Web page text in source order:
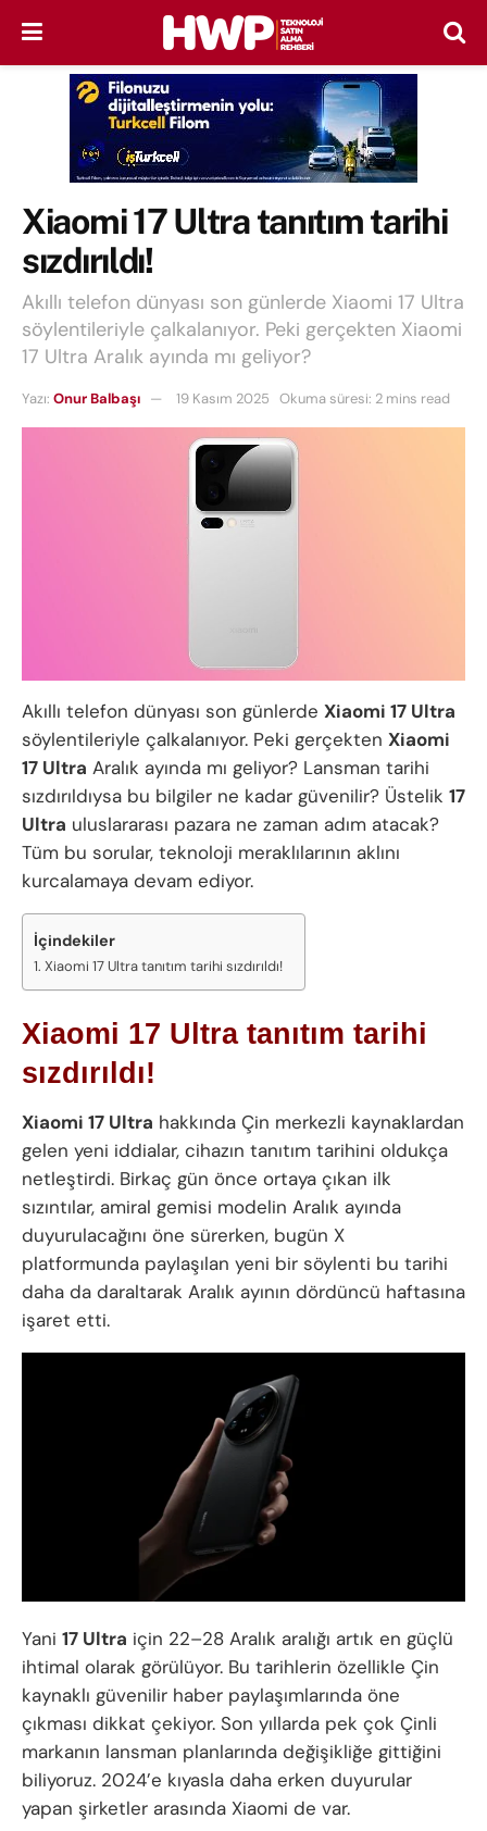
Xiaomi 17 Ultra tanıtım tarihi
sızdırıldı!
Akıllı telefon dünyası son günlerde Xiaomi 17 Ultra
söylentileriyle çalkalanıyor. Peki gerçekten Xiaomi
17 Ultra Aralık ayında mı geliyor?
Yazı: Onur Balbaşı 19 Kasım 2025 Okuma süresi: 2 mins read
Akıllı telefon dünyası son günlerde Xiaomi 17 Ultra
söylentileriyle çalkalanıyor. Peki gerçekten Xiaomi
17 Ultra Aralık ayında mı geliyor? Lansman tarihi
sızdırıldıysa bu bilgiler ne kadar güvenilir? Üstelik 17
Ultra uluslararası pazara ne zaman adım atacak?
Tüm bu sorular, teknoloji meraklılarının aklını
kurcalamaya devam ediyor.
İçindekiler
Xiaomi 17 Ultra tanıtım tarihi sızdırıldı!
Xiaomi 17 Ultra tanıtım tarihi
sızdırıldı!
Xiaomi 17 Ultra hakkında Çin merkezli kaynaklardan
gelen yeni iddialar, cihazın tanıtım tarihini oldukça
netleştirdi. Birkaç gün önce ortaya çıkan ilk
sızıntılar, amiral gemisi modelin Aralık ayında
duyurulacağını öne sürerken, bugün X
platformunda paylaşılan yeni bir söylenti bu tarihi
daha da daraltarak Aralık ayının dördüncü haftasına
işaret etti.
Yani 17 Ultra için 22–28 Aralık aralığı artık en güçlü
ihtimal olarak görülüyor. Bu tarihlerin özellikle Çin
kaynaklı güvenilir haber paylaşımlarında öne
çıkması dikkat çekiyor. Son yıllarda pek çok Çinli
markanın lansman planlarında değişikliğe gittiğini
biliyoruz. 2024’e kıyasla daha erken duyurular
yapan şirketler arasında Xiaomi de var.